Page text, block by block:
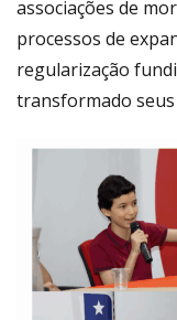
associações de
processos de
regularização
transformado